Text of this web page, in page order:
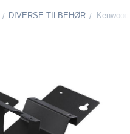
/ DIVERSE TILBEHØR /